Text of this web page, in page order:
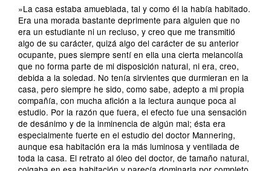
»La casa estaba amueblada, tal y como él la había habitado.
Era una morada bastante deprimente para alguien que no
era un estudiante ni un recluso, y creo que me transmitió
algo de su carácter, quizá algo del carácter de su anterior
ocupante, pues siempre sentí en ella una cierta melancolía
que no forma parte de mi disposición natural, ni era, creo,
debida a la soledad. No tenía sirvientes que durmieran en la
casa, pero siempre he sido, como sabe, adepto a mi propia
compañía, con mucha afición a la lectura aunque poca al
estudio. Por la razón que fuera, el efecto fue una sensación
de desánimo y de la inminencia de algún mal; ésta era
especialmente fuerte en el estudio del doctor Mannering,
aunque esa habitación era la más luminosa y ventilada de
toda la casa. El retrato al óleo del doctor, de tamaño natural,